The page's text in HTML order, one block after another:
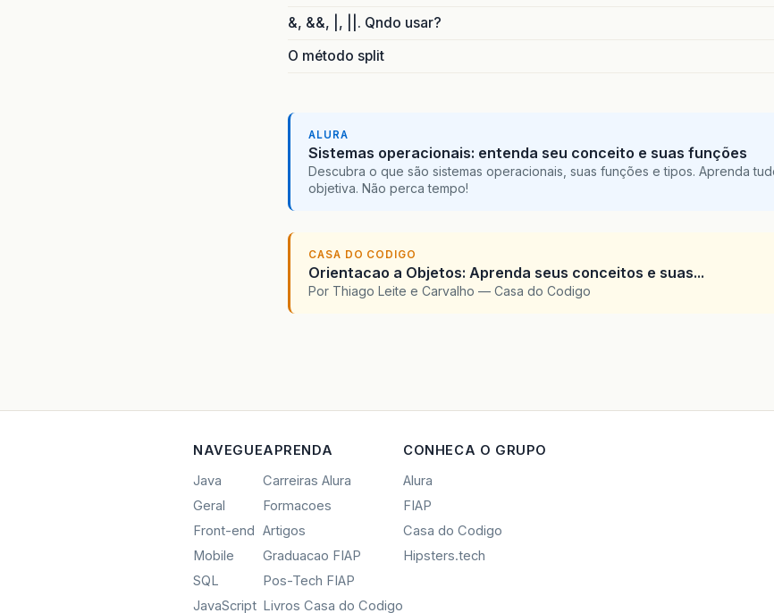
&, &&, |, ||. Qndo usar?
O método split
ALURA
Sistemas operacionais: entenda seu conceito e suas funções
Descubra o que são sistemas operacionais, suas funções e tipos. Aprenda
objetiva. Não perca tempo!
CASA DO CODIGO
Orientacao a Objetos: Aprenda seus conceitos e suas...
Por Thiago Leite e Carvalho — Casa do Codigo
NAVEGUE
Java
Geral
Front-end
Mobile
SQL
JavaScript
APRENDA
Carreiras Alura
Formacoes
Artigos
Graduacao FIAP
Pos-Tech FIAP
Livros Casa do Codigo
CONHECA O GRUPO
Alura
FIAP
Casa do Codigo
Hipsters.tech